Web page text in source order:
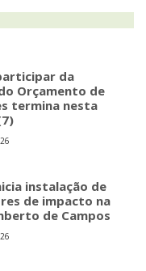
instalação de
de impacto na
de Campos
e drenagem em